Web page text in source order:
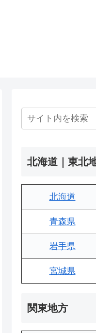
北海道｜東北
北海道
青森県
岩手県
宮城県
関東地方